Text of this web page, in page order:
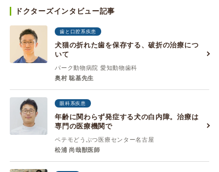
ドクターズインタビュー記事
歯と口腔系疾患
犬猫の折れた歯を保存する、破折の治療につ
いて
パーク動物病院 愛知動物歯科
奥村 聡基先生
眼科系疾患
年齢に関わらず発症する犬の白内障。治療は
専門の医療機関で
ペテモどうぶつ医療センター名古屋
松浦 尚哉獣医師